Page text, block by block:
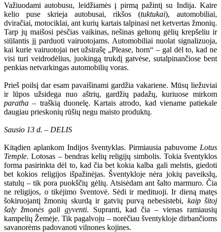
Važiuodami autobusu, leidžiamės į pirmą pažintį su Indija. Kaire
kelio puse skrieja autobusai, rikšos (tuktukai), automobiliai,
dviračiai, motociklai, ant kurių kartais talpinasi net ketvertas žmonių.
Tarp jų maišosi pėsčias vaikinas, nešinas geltonų gėlių krepšeliu ir
siūlantis jį parduoti vairuotojams. Automobiliai nuolat signalizuoja,
kai kurie vairuotojai net užsirašę „Please, horn“ – gal dėl to, kad ne
visi turi veidrodėlius, juokingą trukdį gatvėse, sutalpinančiose bent
penkias netvarkingas automobilių voras.
Prieš poilsį dar esam pavaišinami gardžia vakariene. Mūsų liežuviai
ir lūpos užsidega nuo aštrių, gardžių padažų, kuriuose mirkom
paratha– traškią duonelę. Kartais atrodo, kad viename patiekale
daugiau prieskonių rūšių negu maisto produktų.
Sausio 13 d. – DELIS
Kitądien aplankom Indijos šventyklas. Pirmiausia pabuvome Lotus
Temple. Lotosas – bendras kelių religijų simbolis. Tokia šventyklos
forma pasirinkta dėl to, kad čia bet kokia kalba gali melstis, giedoti
bet kokios religijos išpažinėjas. Šventykloje nėra jokių paveikslų,
statulų – tik pora puokščių gėlių. Atsisėdam ant šalto marmuro. Čia
ne religijos, o tikėjimo šventovė. Sėdi ir medituoji. Ir dieną matęs
šokiruojantį žmonių skurdą ir gatvių purvą nebesistebi, kaip šitoj
šaly žmonės gali gyventi. Supranti, kad čia – vienas ramiausių
kampelių Žemėje. Tik pagalvoju – norėčiau šventykloje dirbančioms
savanorėms padovanoti vilnones kojines.